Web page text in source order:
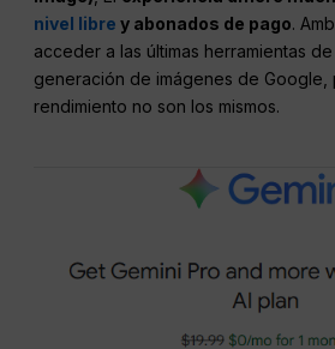
nivel libre y abonados de pago.
acceder a las últimas herramientas
generación de imágenes de Google,
rendimiento no son los mismos.